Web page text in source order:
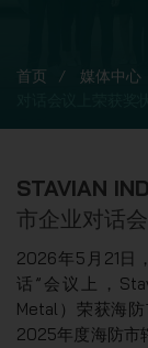
首页 媒体中心
STAVIAN
市企业对话
2026年5月21日
话”会议上，
Metal）荣获海
2025年度海防市